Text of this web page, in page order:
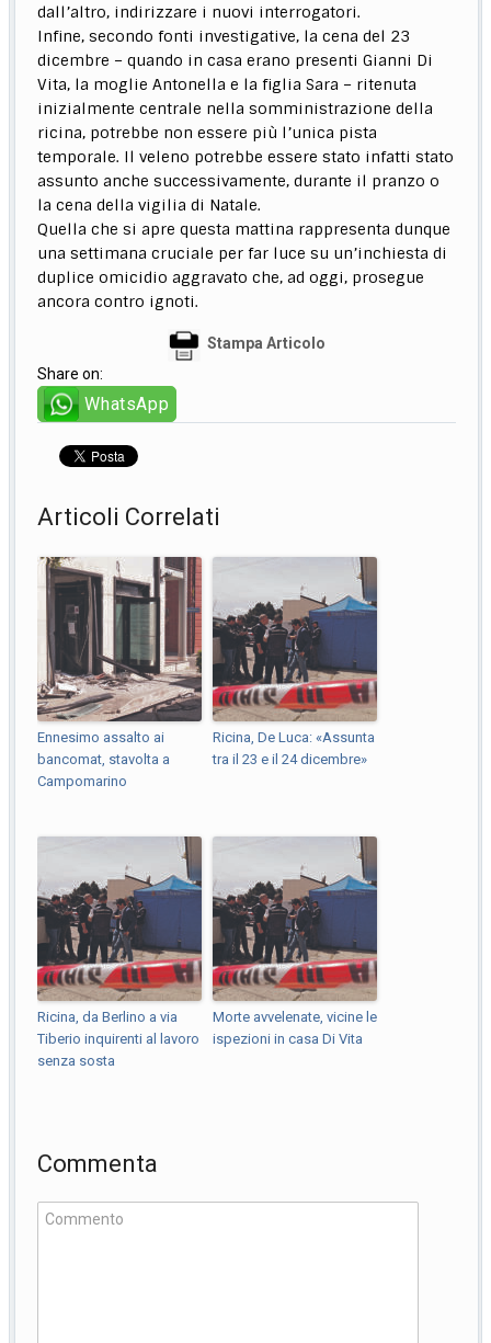
dall’altro, indirizzare i nuovi interrogatori.
Infine, secondo fonti investigative, la cena del 23
dicembre – quando in casa erano presenti Gianni Di
Vita, la moglie Antonella e la figlia Sara – ritenuta
inizialmente centrale nella somministrazione della
ricina, potrebbe non essere più l’unica pista
temporale. Il veleno potrebbe essere stato infatti stato
assunto anche successivamente, durante il pranzo o
la cena della vigilia di Natale.
Quella che si apre questa mattina rappresenta dunque
una settimana cruciale per far luce su un’inchiesta di
duplice omicidio aggravato che, ad oggi, prosegue
ancora contro ignoti.
Stampa Articolo
Share on:
WhatsApp
Articoli Correlati
Ennesimo assalto ai
bancomat, stavolta a
Campomarino
Ricina, De Luca: «Assunta
tra il 23 e il 24 dicembre»
Ricina, da Berlino a via
Tiberio inquirenti al lavoro
senza sosta
Morte avvelenate, vicine le
ispezioni in casa Di Vita
Commenta